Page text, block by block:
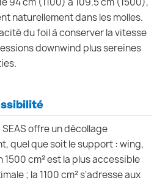
naturellement dans les molles.
du foil à conserver la vitesse
downwind plus sereines
SEAS offre un décollage
quel que soit le support : wing,
1500 cm² est la plus accessible
; la 1100 cm² s'adresse aux